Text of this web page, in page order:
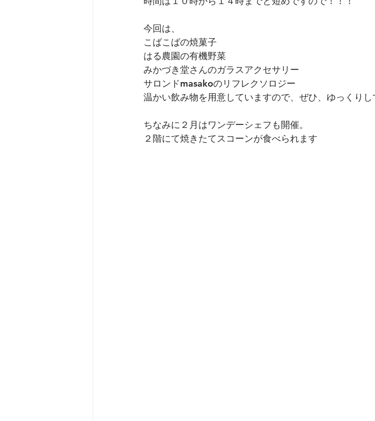
今回は、
こばこばの焼菓子
はる農園の有機野菜
みかづき堂さんのガラスアクセサリー
サロンドmasakoのリフレクソロジー
温かい飲み物を用意していますので、ぜひ、ゆっくりし
ちなみに２月はワンデーシェフも開催。
２階にて焼きたてスコーンが食べられます